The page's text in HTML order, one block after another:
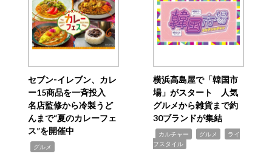
セブン‐イレブン、カレ
ー15商品を一斉投入
名店監修から冷製うど
んまで“夏のカレーフェ
ス”を開催中
グルメ
横浜高島屋で「韓国市
場」がスタート 人気
グルメから雑貨まで約
30ブランドが集結
カルチャー グルメ
ライ
フスタイル